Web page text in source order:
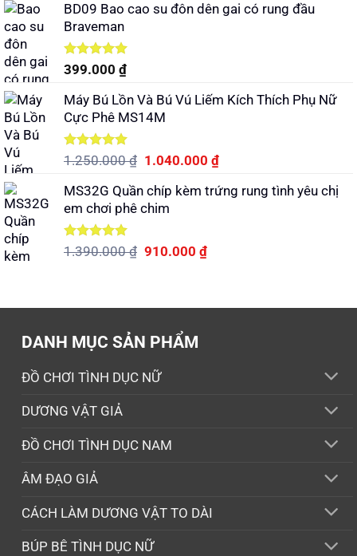
là:
tại
BD09 Bao cao su đôn dên gai có rung đầu
Braveman
Được xếp
5 sao
399.000 ₫
Máy Bú Lồn Và Bú Vú Liếm Kích Thích Phụ Nữ
Cực Phê MS14M
Được xếp
5 sao
1.250.000₫ Giá
là:
1.250.000 ₫.
1.040.000₫Giá
tại
MS32G Quần chíp kèm trứng rung tình yêu chị
em chơi phê chim
Được xếp
1.390.000₫ Giá
910.000₫Giá
DANH MỤC SẢN PHẨM
ĐỒ CHƠI TÌNH DỤC NỮ
DƯƠNG VẬT GIẢ
ĐỒ CHƠI TÌNH DỤC NAM
ÂM ĐẠO GIẢ
CÁCH LÀM DƯƠNG VẬT TO DÀI
BÚP BÊ TÌNH DỤC NỮ